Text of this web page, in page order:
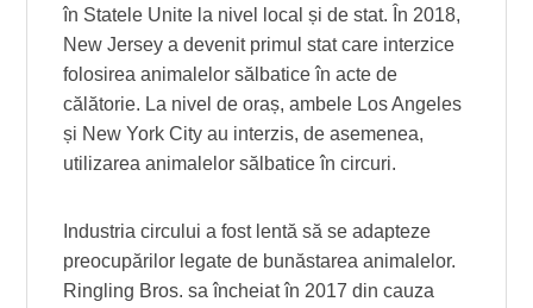
în Statele Unite la nivel local și de stat. În 2018,
New Jersey a devenit primul stat care interzice
folosirea animalelor sălbatice în acte de
călătorie. La nivel de oraș, ambele Los Angeles
și New York City au interzis, de asemenea,
utilizarea animalelor sălbatice în circuri.
Industria circului a fost lentă să se adapteze
preocupărilor legate de bunăstarea animalelor.
Ringling Bros. sa încheiat în 2017 din cauza